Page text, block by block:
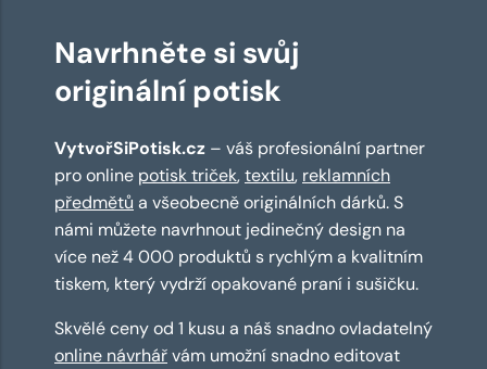
Navrhněte si svůj
originální potisk
VytvořSiPotisk.cz – váš profesionální partner
pro online potisk triček,textilu, reklamních
předmětů a všeobecně originálních dárků. S
námi můžete navrhnout jedinečný design na
více než 4 000 produktů s rychlým a kvalitním
tiskem, který vydrží opakované praní i sušičku.
Skvělé ceny od 1 kusu a náš snadno ovladatelný
online návrhářvám umožní snadno editovat